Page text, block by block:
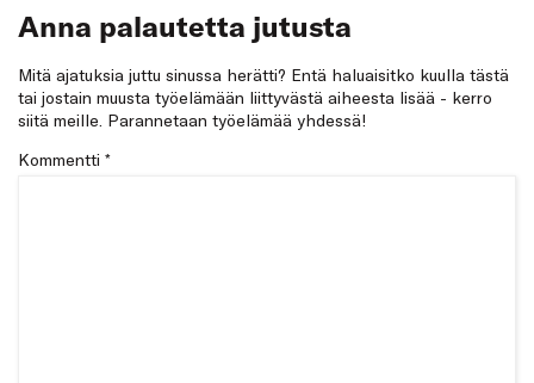
Anna palautetta jutusta
Mitä ajatuksia juttu sinussa herätti? Entä haluaisitko kuulla tästä
tai jostain muusta työelämään liittyvästä aiheesta lisää - kerro
siitä meille. Parannetaan työelämää yhdessä!
Kommentti *